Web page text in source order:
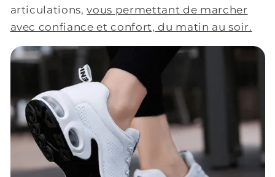
articulations,vous permettant de marcher
avec confiance et confort, du matin au soir.